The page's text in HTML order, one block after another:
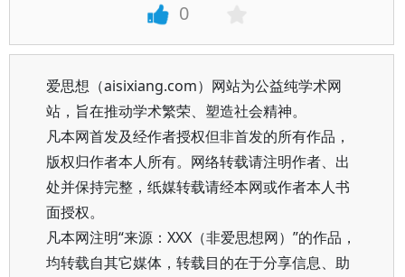
0
爱思想（aisixiang.com）网站为公益纯学术网
站，旨在推动学术繁荣、塑造社会精神。
凡本网首发及经作者授权但非首发的所有作品，
版权归作者本人所有。网络转载请注明作者、出
处并保持完整，纸媒转载请经本网或作者本人书
面授权。
凡本网注明“来源：XXX（非爱思想网）”的作品，
均转载自其它媒体，转载目的在于分享信息、助